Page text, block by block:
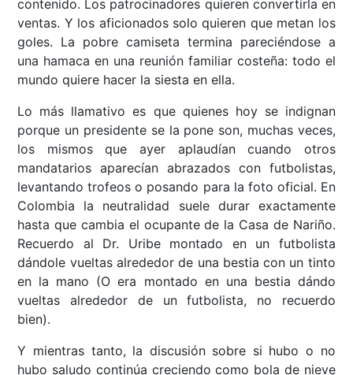
contenido. Los patrocinadores quieren convertirla en
ventas. Y los aficionados solo quieren que metan los
goles. La pobre camiseta termina pareciéndose a
una hamaca en una reunión familiar costeña: todo el
mundo quiere hacer la siesta en ella.
Lo más llamativo es que quienes hoy se indignan
porque un presidente se la pone son, muchas veces,
los mismos que ayer aplaudían cuando otros
mandatarios aparecían abrazados con futbolistas,
levantando trofeos o posando para la foto oficial. En
Colombia la neutralidad suele durar exactamente
hasta que cambia el ocupante de la Casa de Nariño.
Recuerdo al Dr. Uribe montado en un futbolista
dándole vueltas alrededor de una bestia con un tinto
en la mano (O era montado en una bestia dándo
vueltas alrededor de un futbolista, no recuerdo
bien).
Y mientras tanto, la discusión sobre si hubo o no
hubo saludo continúa creciendo como bola de nieve